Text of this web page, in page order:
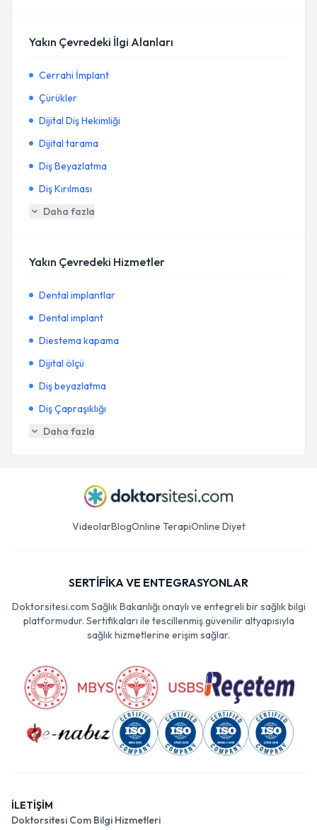
Yakın Çevredeki İlgi Alanları
Cerrahi İmplant
Çürükler
Dijital Diş Hekimliği
Dijital tarama
Diş Beyazlatma
Diş Kırılması
Daha fazla
Yakın Çevredeki Hizmetler
Dental implantlar
Dental implant
Diestema kapama
Dijital ölçü
Diş beyazlatma
Diş Çapraşıklığı
Daha fazla
VideolarBlogOnline TerapiOnline Diyet
SERTİFİKA VE ENTEGRASYONLAR
Doktorsitesi.com Sağlık Bakanlığı onaylı ve entegreli bir sağlık bilgi
platformudur. Sertifikaları ile tescillenmiş güvenilir altyapısıyla
sağlık hizmetlerine erişim sağlar.
İLETİŞİM
Doktorsitesi Com Bilgi Hizmetleri